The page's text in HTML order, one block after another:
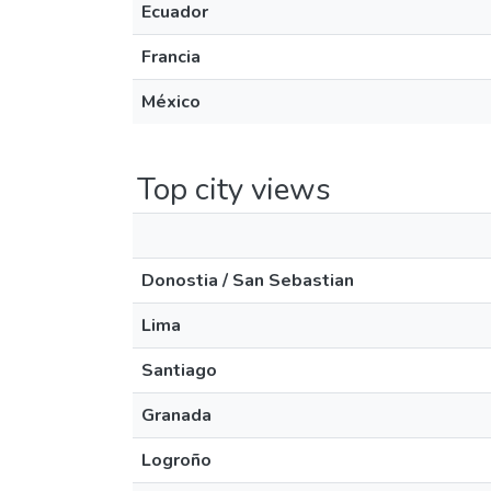
Ecuador
Francia
México
Top city views
Donostia / San Sebastian
Lima
Santiago
Granada
Logroño